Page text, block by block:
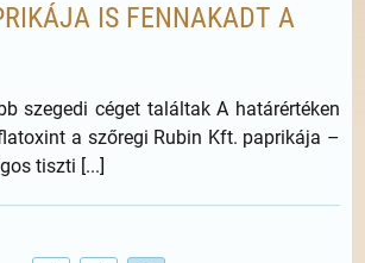
IS FENNAKADT A
szegedi céget találtak A határértéken
a szőregi Rubin Kft. paprikája –
tiszti [...]